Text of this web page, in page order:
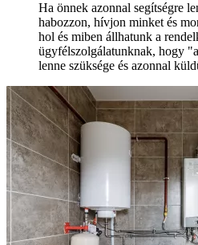
Ha önnek azonnal segítségre
habozzon, hívjon minket és
hol és miben állhatunk a
ügyfélszolgálatunknak, hogy
lenne szüksége és azonnal